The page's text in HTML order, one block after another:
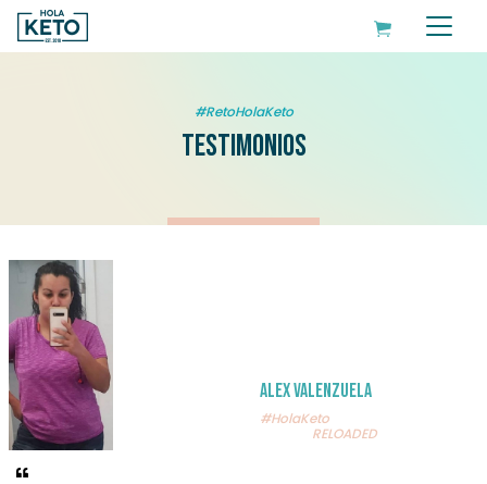
#RetoHolaKeto
Testimonios
Alex Valenzuela
#HolaKeto
RELOADED